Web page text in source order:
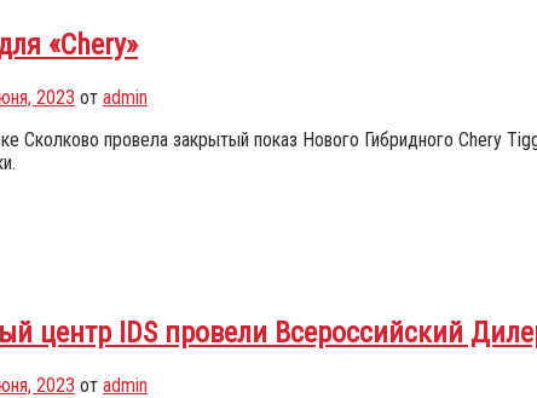
«Chery»
2023 от admin
Сколково провела закрытый показ Нового Гибридного Chery
центр IDS провели Всероссийский
2023 от admin